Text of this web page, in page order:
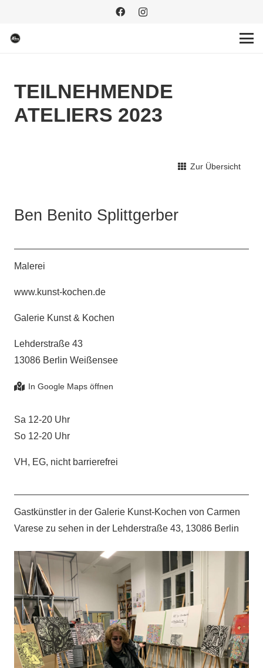
TEILNEHMENDE
ATELIERS 2023
Zur Übersicht
Ben Benito Splittgerber
Malerei
www.kunst-kochen.de
Galerie Kunst & Kochen
Lehderstraße 43
13086 Berlin Weißensee
Sa 12-20 Uhr
So 12-20 Uhr
VH, EG, nicht barrierefrei
Gastkünstler in der Galerie Kunst-Kochen von Carmen
Varese zu sehen in der Lehderstraße 43, 13086 Berlin